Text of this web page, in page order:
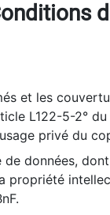
et les
L122-5-2°
privé du
données,
propriété